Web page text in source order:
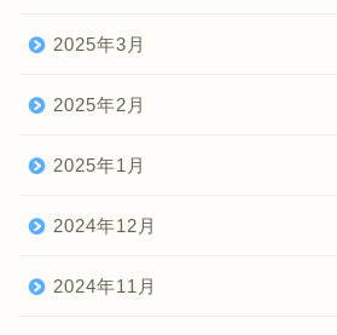
2025年3月
2025年2月
2025年1月
2024年12月
2024年11月